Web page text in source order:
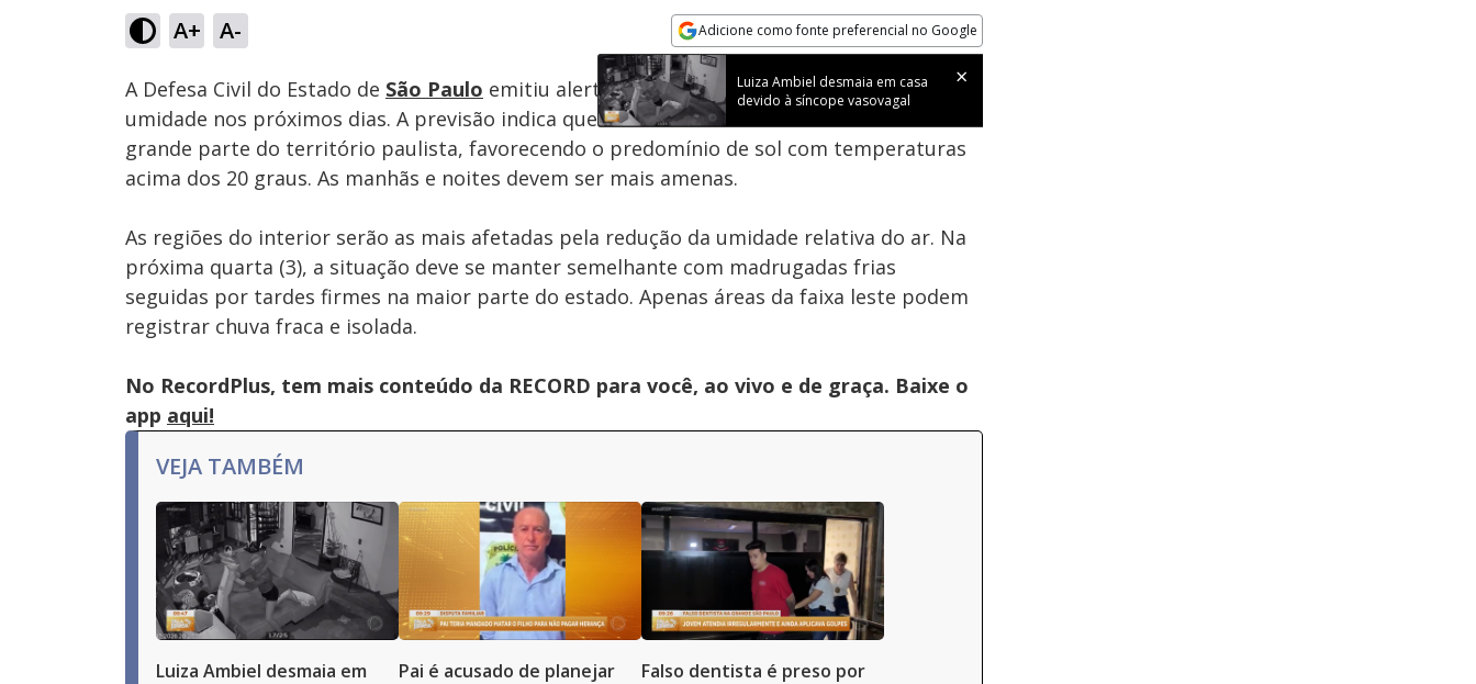
A+ A- Adicione como fonte preferencial no Google
Opens in new window
Luiza Ambiel desmaia em casa
devido à síncope vasovagal
Ativar
Som
Velocidade
A Defesa Civil do Estado de São Paulo emitiu alerta para condições de tempo seco e baixa
umidade nos próximos dias. A previsão indica que uma massa de ar seco atuará sobre
grande parte do território paulista, favorecendo o predomínio de sol com temperaturas
acima dos 20 graus. As manhãs e noites devem ser mais amenas.
As regiões do interior serão as mais afetadas pela redução da umidade relativa do ar. Na
próxima quarta (3), a situação deve se manter semelhante com madrugadas frias
seguidas por tardes firmes na maior parte do estado. Apenas áreas da faixa leste podem
registrar chuva fraca e isolada.
No RecordPlus, tem mais conteúdo da RECORD para você, ao vivo e de graça. Baixe o
app aqui!
VEJA TAMBÉM
Luiza Ambiel desmaia em
Pai é acusado de planejar
Falso dentista é preso por